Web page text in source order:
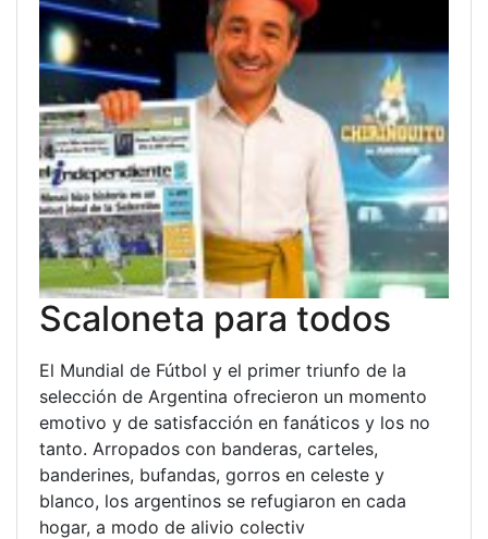
Scaloneta para todos
El Mundial de Fútbol y el primer triunfo de la
selección de Argentina ofrecieron un momento
emotivo y de satisfacción en fanáticos y los no
tanto. Arropados con banderas, carteles,
banderines, bufandas, gorros en celeste y
blanco, los argentinos se refugiaron en cada
hogar, a modo de alivio colectiv